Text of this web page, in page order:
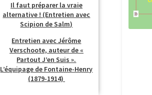
Il faut préparer la vraie
alternative ! (Entretien avec
Scipion de Salm)
Entretien avec Jérôme
Verschoote, auteur de «
Partout J’en Suis ».
L’équipage de Fontaine-Henry
(1879-1914)